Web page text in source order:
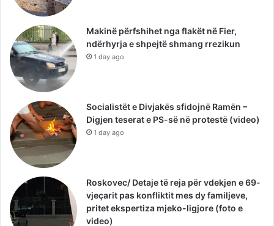
Makinë përfshihet nga flakët në Fier,
ndërhyrja e shpejtë shmang rrezikun
1 day ago
Socialistët e Divjakës sfidojnë Ramën –
Digjen teserat e PS-së në protestë (video)
1 day ago
Roskovec/ Detaje të reja për vdekjen e 69-
vjeçarit pas konfliktit mes dy familjeve,
pritet ekspertiza mjeko-ligjore (foto e
video)